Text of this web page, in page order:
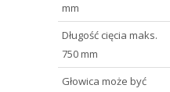
mm
Długość cięcia maks.
750 mm
Głowica może być